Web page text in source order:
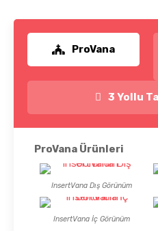
ProVana
3 Yollu
ProVana Ürünleri
InsertVana Dış Görünüm
InsertVana İç Görünüm